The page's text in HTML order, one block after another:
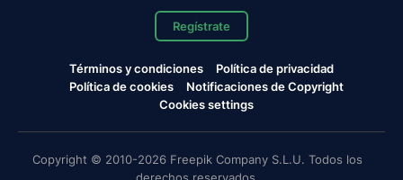
Regístrate
Términos y condiciones
Política de privacidad
Política de cookies
Notificaciones de Copyright
Cookies settings
Copyright © 2010-2026 Freepik Company S.L.U. Todos los